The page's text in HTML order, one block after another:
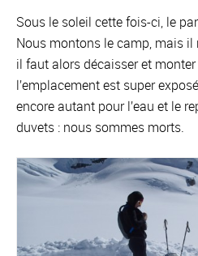
Sous le soleil cette fois-ci, le
Nous montons le camp, mais il
il faut alors décaisser et
l’emplacement est super
encore autant pour l’eau et le
duvets : nous sommes morts.